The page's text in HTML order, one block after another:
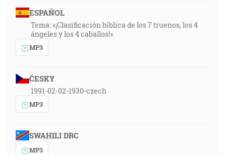
ESPAÑOL
Tema: «¡Clasificación bíblica de los 7 truenos, los 4
ángeles y los 4 caballos!»
MP3
ČESKY
1991-02-02-1930-czech
MP3
SWAHILI DRC
MP3